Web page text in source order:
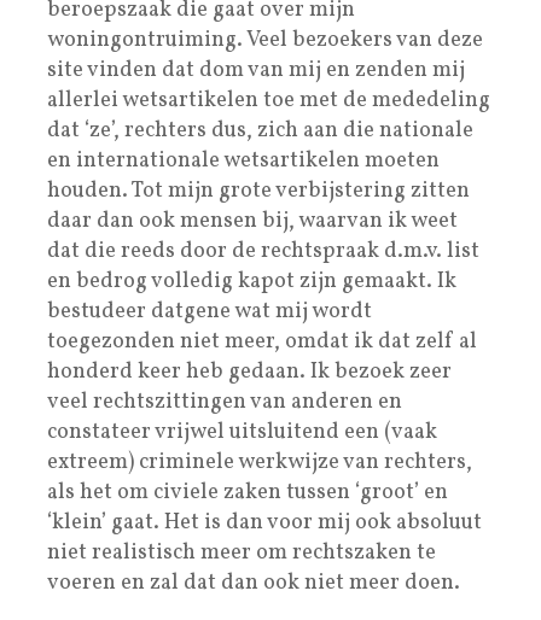
beroepszaak die gaat over mijn
woningontruiming. Veel bezoekers van deze
site vinden dat dom van mij en zenden mij
allerlei wetsartikelen toe met de mededeling
dat ‘ze’, rechters dus, zich aan die nationale
en internationale wetsartikelen moeten
houden. Tot mijn grote verbijstering zitten
daar dan ook mensen bij, waarvan ik weet
dat die reeds door de rechtspraak d.m.v. list
en bedrog volledig kapot zijn gemaakt. Ik
bestudeer datgene wat mij wordt
toegezonden niet meer, omdat ik dat zelf al
honderd keer heb gedaan. Ik bezoek zeer
veel rechtszittingen van anderen en
constateer vrijwel uitsluitend een (vaak
extreem) criminele werkwijze van rechters,
als het om civiele zaken tussen ‘groot’ en
‘klein’ gaat. Het is dan voor mij ook absoluut
niet realistisch meer om rechtszaken te
voeren en zal dat dan ook niet meer doen.